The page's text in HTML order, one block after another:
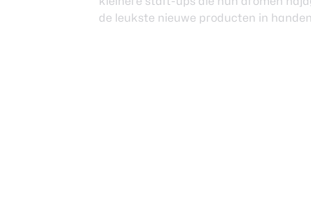
de leukste nieuwe producten in